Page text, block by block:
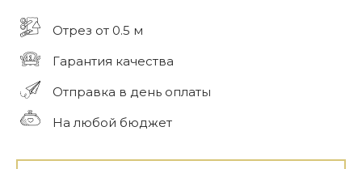
Отрез от 0.5 м
Гарантия качества
Отправка в день оплаты
На любой бюджет